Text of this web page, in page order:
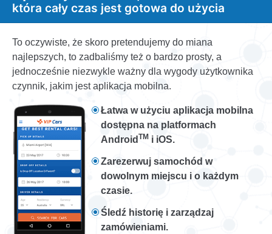
która cały czas jest gotowa do użycia
To oczywiste, że skoro pretendujemy do miana
najlepszych, to zadbaliśmy też o bardzo prosty, a
jednocześnie niezwykle ważny dla wygody użytkownika
czynnik, jakim jest aplikacja mobilna.
Łatwa w użyciu aplikacja mobilna
dostępna na platformach
Android TM i iOS.
Zarezerwuj samochód w
dowolnym miejscu i o każdym
czasie.
Śledź historię i zarządzaj
zamówieniami.